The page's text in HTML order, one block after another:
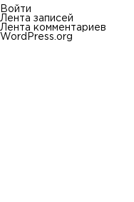
Войти
Лента записей
Лента комментариев
WordPress.org